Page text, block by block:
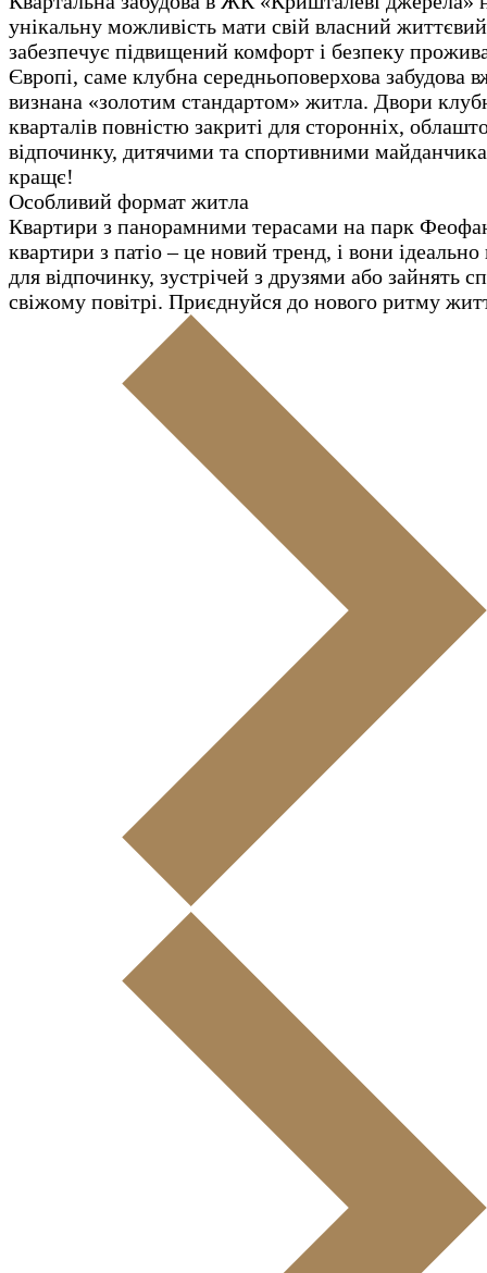
унікальну можливість мати свій власний
забезпечує підвищений комфорт і безпеку
Європі, саме клубна середньоповерхова забудова
визнана «золотим стандартом» житла. Двори
кварталів повністю закриті для сторонніх,
відпочинку, дитячими та спортивними
кращє!
Особливий формат житла
Квартири з панорамними терасами на парк
квартири з патіо – це новий тренд, і вони ідеально
для відпочинку, зустрічей з друзями або зайнять
свіжому повітрі. Приєднуйся до нового ритму